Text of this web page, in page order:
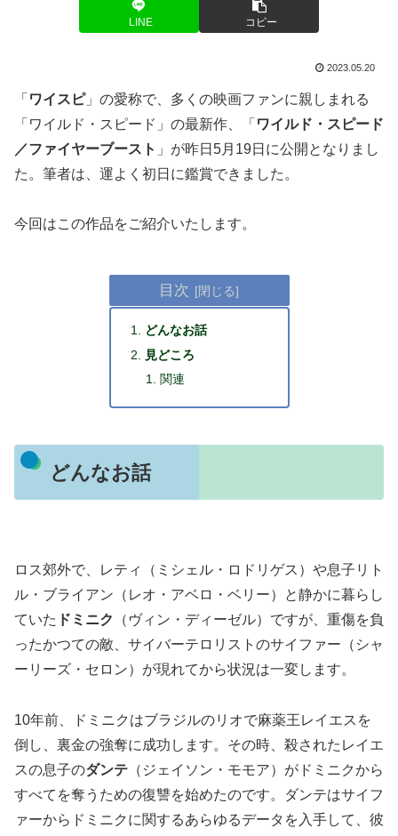
LINE コピー
2023.05.20
「 ワイスピ」の愛称で、多くの映画ファンに親しまれる
「ワイルド・スピード」の最新作、「 ワイルド・スピード
／ファイヤーブースト 」が昨日5月19日に公開となりまし
た。筆者は、運よく初日に鑑賞できました。
今回はこの作品をご紹介いたします。
目次
どんなお話
見どころ
関連
どんなお話
ロス郊外で、レティ（ミシェル・ロドリゲス）や息子リト
ル・ブライアン（レオ・アベロ・ベリー）と静かに暮らし
ていた ドミニク
（ヴィン・ディーゼル）ですが、重傷を負
ったかつての敵、サイバーテロリストのサイファー（シャ
ーリーズ・セロン）が現れてから状況は一変します。
10年前、ドミニクはブラジルのリオで麻薬王レイエスを
倒し、裏金の強奪に成功します。その時、殺されたレイエ
スの息子のダンテ （ジェイソン・モモア）がドミニクから
すべてを奪うための復讐を始めたのです。ダンテはサイフ
ァーからドミニクに関するあらゆるデータを入手して、彼